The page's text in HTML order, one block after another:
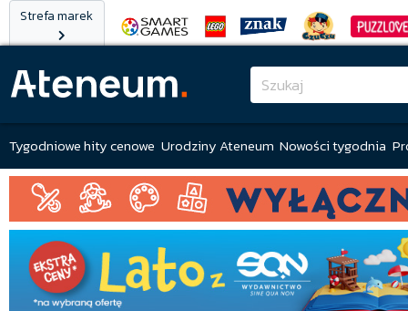
Strefa marek
Tygodniowe hity cenowe Urodziny Ateneum Nowości tygodnia